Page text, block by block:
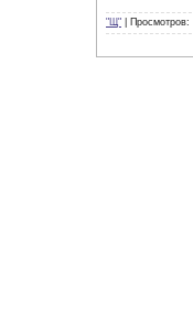
"Щ" Просмотров: